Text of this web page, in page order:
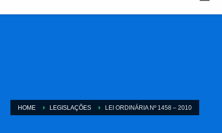
HOME LEGISLAÇÕES LEI ORDINÁRIA Nº 1458 – 2010